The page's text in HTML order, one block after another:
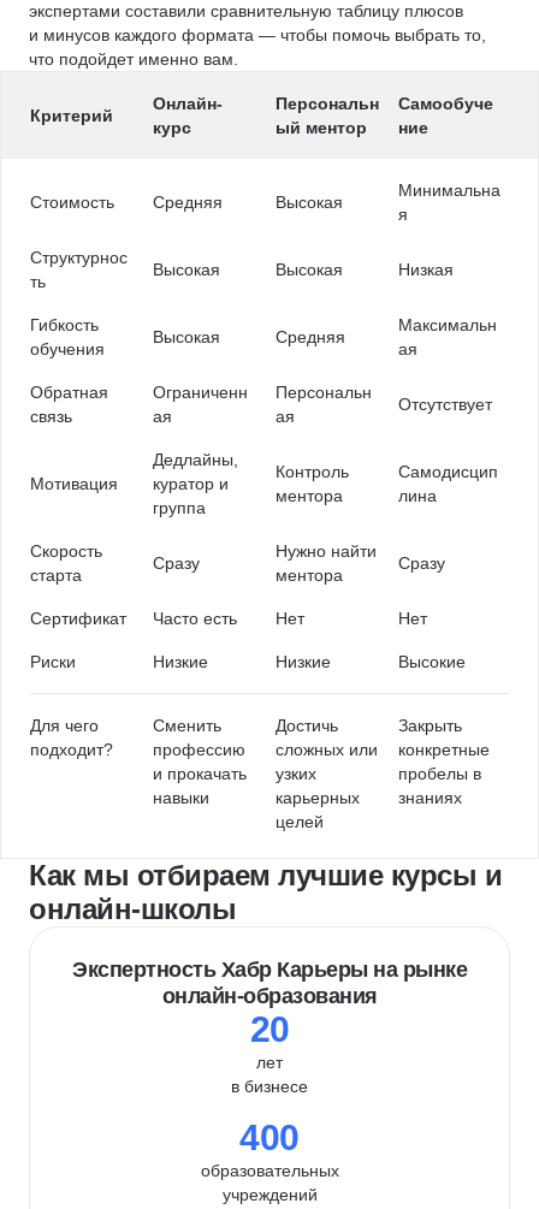
экспертами составили сравнительную таблицу плюсов
и минусов каждого формата — чтобы помочь выбрать то,
что подойдет именно вам.
Критерий
Онлайн-
курс
Персональн
ый ментор
Самообуче
ние
Стоимость Средняя Высокая
Минимальна
я
Структурнос
ть
Высокая Высокая Низкая
Гибкость
обучения
Высокая Средняя
Максимальн
ая
Обратная
связь
Ограниченн
ая
Персональн
ая
Отсутствует
Мотивация
Дедлайны,
куратор и
группа
Контроль
ментора
Самодисцип
лина
Скорость
старта
Сразу
Нужно найти
ментора
Сразу
Сертификат Часто есть Нет Нет
Риски Низкие Низкие Высокие
Для чего
подходит?
Сменить
профессию
и прокачать
навыки
Достичь
сложных или
узких
карьерных
целей
Закрыть
конкретные
пробелы в
знаниях
Как мы отбираем лучшие курсы и
онлайн-школы
Экспертность Хабр Карьеры на рынке
онлайн-образования
20
лет
в бизнесе
400
образовательных
учреждений